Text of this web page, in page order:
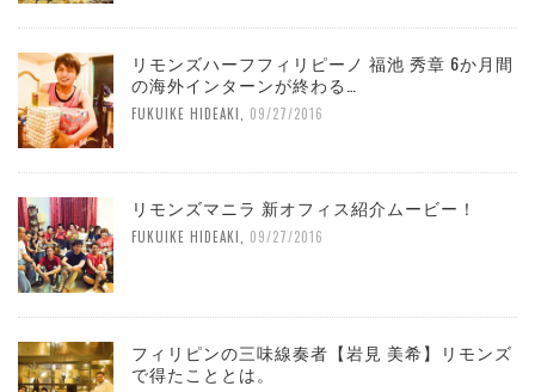
リモンズハーフフィリピーノ 福池 秀章 6か月間
の海外インターンが終わる…
FUKUIKE HIDEAKI 09/27/2016
リモンズマニラ 新オフィス紹介ムービー！
FUKUIKE HIDEAKI 09/27/2016
フィリピンの三味線奏者【岩見 美希】リモンズ
で得たこととは。